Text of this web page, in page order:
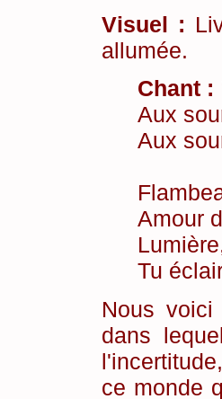
Visuel :
allumée.
Chant :
Aux
Aux
Amour
Tu
Nous
dans
ce monde